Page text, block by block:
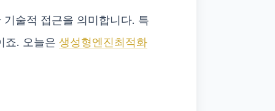
술적 접근을 의미합니다. 특
죠. 오늘은 생성형엔진최적화